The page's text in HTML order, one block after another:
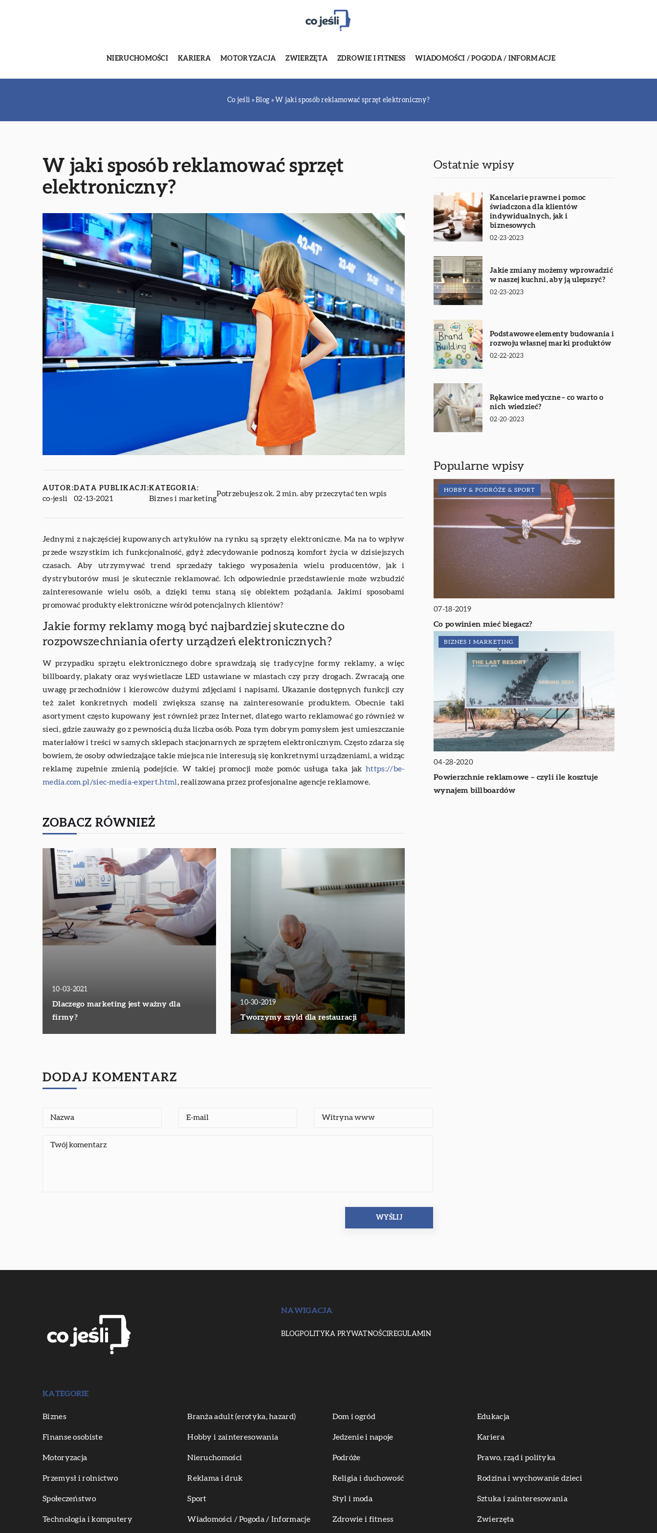
NIERUCHOMOŚCI KARIERA MOTORYZACJA ZWIERZĘTA ZDROWIE I FITNESS WIADOMOŚCI / POGODA / INFORMACJE
Co jeśli »Blog » W jaki sposób reklamować sprzęt elektroniczny?
W jaki sposób reklamować sprzęt
elektroniczny?
AUTOR:
co-jesli
DATA PUBLIKACJI:
02-13-2021
KATEGORIA:
Biznes i marketing
Potrzebujesz ok. 2 min. aby przeczytać ten wpis
Jednymi z najczęściej kupowanych artykułów na rynku są sprzęty elektroniczne. Ma na to wpływ
przede wszystkim ich funkcjonalność, gdyż zdecydowanie podnoszą komfort życia w dzisiejszych
czasach. Aby utrzymywać trend sprzedaży takiego wyposażenia wielu producentów, jak i
dystrybutorów musi je skutecznie reklamować. Ich odpowiednie przedstawienie może wzbudzić
zainteresowanie wielu osób, a dzięki temu staną się obiektem pożądania. Jakimi sposobami
promować produkty elektroniczne wśród potencjalnych klientów?
Jakie formy reklamy mogą być najbardziej skuteczne do
rozpowszechniania oferty urządzeń elektronicznych?
W przypadku sprzętu elektronicznego dobre sprawdzają się tradycyjne formy reklamy, a więc
billboardy, plakaty oraz wyświetlacze LED ustawiane w miastach czy przy drogach. Zwracają one
uwagę przechodniów i kierowców dużymi zdjęciami i napisami. Ukazanie dostępnych funkcji czy
też zalet konkretnych modeli zwiększa szansę na zainteresowanie produktem. Obecnie taki
asortyment często kupowany jest również przez Internet, dlatego warto reklamować go również w
sieci, gdzie zauważy go z pewnością duża liczba osób. Poza tym dobrym pomysłem jest umieszczanie
materiałów i treści w samych sklepach stacjonarnych ze sprzętem elektronicznym. Często zdarza się
bowiem, że osoby odwiedzające takie miejsca nie interesują się konkretnymi urządzeniami, a widząc
reklamę zupełnie zmienią podejście. W takiej promocji może pomóc usługa taka jakhttps://be-
media.com.pl/siec-media-expert.html , realizowana przez profesjonalne agencje reklamowe.
ZOBACZ RÓWNIEŻ
10-03-2021
Dlaczego marketing jest ważny dla
firmy?
10-30-2019
Tworzymy szyld dla restauracji
Ostatnie wpisy
Kancelarie prawne i pomoc
świadczona dla klientów
indywidualnych, jak i
biznesowych
02-23-2023
Jakie zmiany możemy wprowadzić
w naszej kuchni, aby ją ulepszyć?
02-23-2023
Podstawowe elementy budowania i
rozwoju własnej marki produktów
02-22-2023
Rękawice medyczne – co warto o
nich wiedzieć?
02-20-2023
Popularne wpisy
HOBBY & PODRÓŻE & SPORT
07-18-2019
Co powinien mieć biegacz?
BIZNES I MARKETING
04-28-2020
Powierzchnie reklamowe – czyli ile kosztuje
wynajem billboardów
DODAJ KOMENTARZ
NAWIGACJA
BLOG POLITYKA PRYWATNOŚCI REGULAMIN
KATEGORIE
Biznes Branża adult (erotyka, hazard) Dom i ogród Edukacja
Finanse osobiste Hobby i zainteresowania Jedzenie i napoje Kariera
Motoryzacja Nieruchomości Podróże Prawo, rząd i polityka
Przemysł i rolnictwo Reklama i druk Religia i duchowość Rodzina i wychowanie dzieci
Społeczeństwo Sport Styl i moda Sztuka i zainteresowania
Technologia i komputery Wiadomości / Pogoda / Informacje Zdrowie i fitness Zwierzęta